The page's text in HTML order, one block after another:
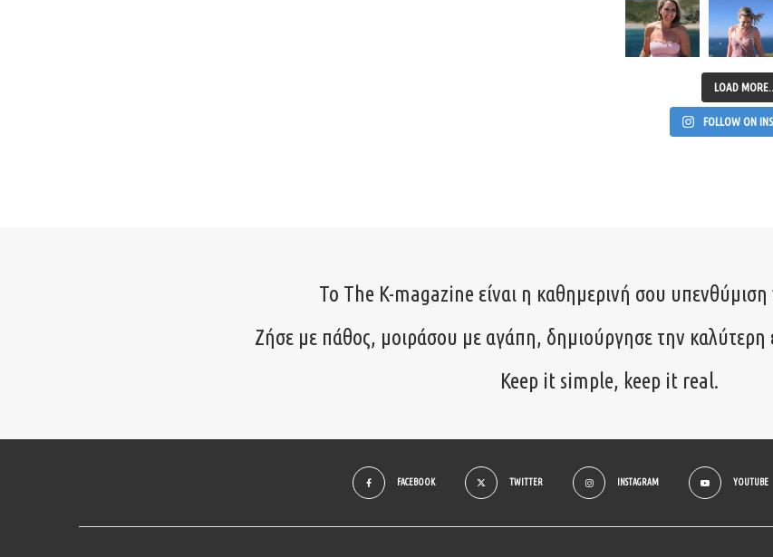
LOAD
FOLLOW ON
Το The K-magazine είναι η καθημερινή σου υπενθύμιση
Ζήσε με πάθος, μοιράσου με αγάπη, δημιούργησε την
Keep it simple, keep it real.
FACEBOOK TWITTER INSTAGRAM YOUTUBE